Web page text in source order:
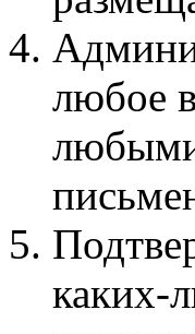
любое
каких-